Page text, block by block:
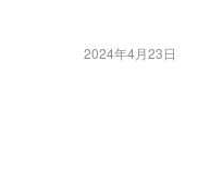
2024年4月23日